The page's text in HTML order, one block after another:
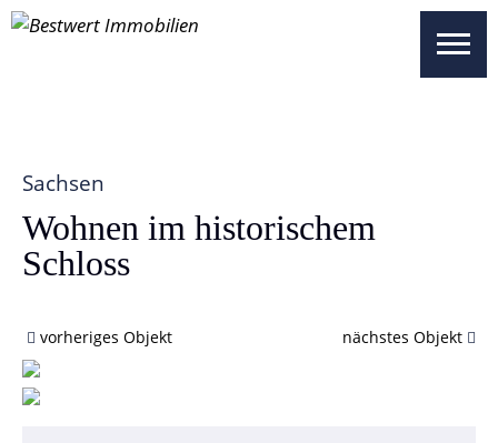
Sachsen
Wohnen im historischem
Schloss
vorheriges Objekt nächstes Objekt